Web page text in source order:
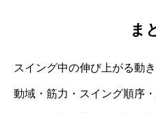
ま
スイング中の伸び上がる動
動域・筋力・スイング順序